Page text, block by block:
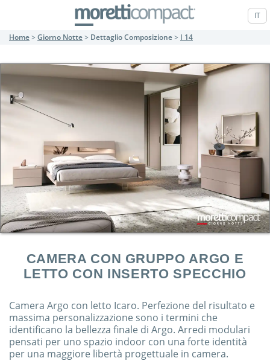
IT
Home> Giorno Notte> Dettaglio Composizione> I 14
CAMERA CON GRUPPO ARGO E
LETTO CON INSERTO SPECCHIO
Camera Argo con letto Icaro. Perfezione del risultato e
massima personalizzazione sono i termini che
identificano la bellezza finale di Argo. Arredi modulari
pensati per uno spazio indoor con una forte identità
per una maggiore libertà progettuale in camera.